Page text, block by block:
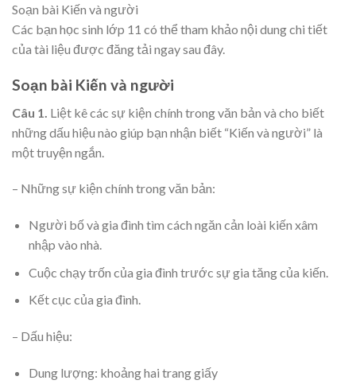
Soạn bài Kiến và người
Các bạn học sinh lớp 11 có thể tham khảo nội dung chi tiết
của tài liệu được đăng tải ngay sau đây.
Soạn bài Kiến và người
Câu 1. Liệt kê các sự kiện chính trong văn bản và cho biết
những dấu hiệu nào giúp bạn nhận biết “Kiến và người” là
một truyện ngắn.
– Những sự kiện chính trong văn bản:
Người bố và gia đình tìm cách ngăn cản loài kiến xâm
nhập vào nhà.
Cuộc chạy trốn của gia đình trước sự gia tăng của kiến.
Kết cục của gia đình.
– Dấu hiệu:
Dung lượng: khoảng hai trang giấy